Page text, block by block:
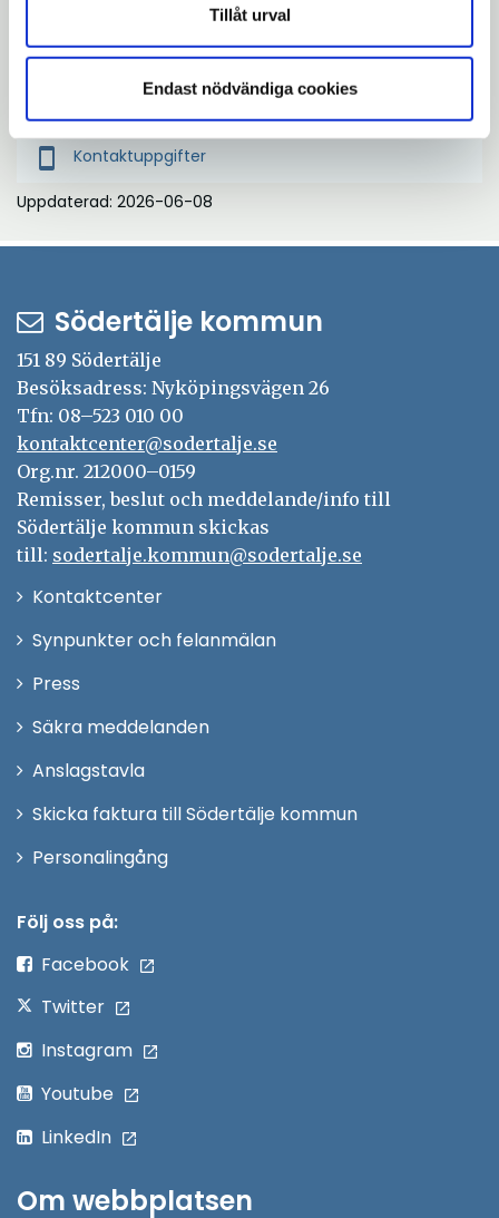
Tillåt urval
Endast nödvändiga cookies
Diarienummer: SBN 2024/000055
Gräshoppan 3
smartphone Kontaktuppgifter
Uppdaterad: 2026-06-08
Södertälje kommun
151 89 Södertälje
Besöksadress: Nyköpingsvägen 26
Tfn: 08–523 010 00
kontaktcenter@sodertalje.se
Org.nr. 212000–0159
Remisser, beslut och meddelande/info till
Södertälje kommun skickas
till: sodertalje.kommun@sodertalje.se
KontaktcenterÖppna
Synpunkter och felanmälan
Press
fönster
Säkra meddelanden
Anslagstavla
Skicka faktura till Södertälje kommun
PersonalingångÖppna
Följ oss på:
Facebook
Twitter
Instagram
Youtube
LinkedIn
Om webbplatsen